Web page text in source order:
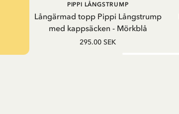
LÄGG I
Långärmad topp Pippi Långstrump
med kappsäcken - Mörkblå
PIPPI LÅNGSTRUMP
295.00 SEK